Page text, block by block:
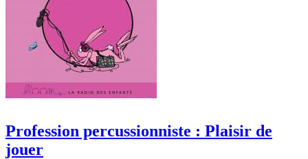
Profession percussionniste : Plaisir de
jouer